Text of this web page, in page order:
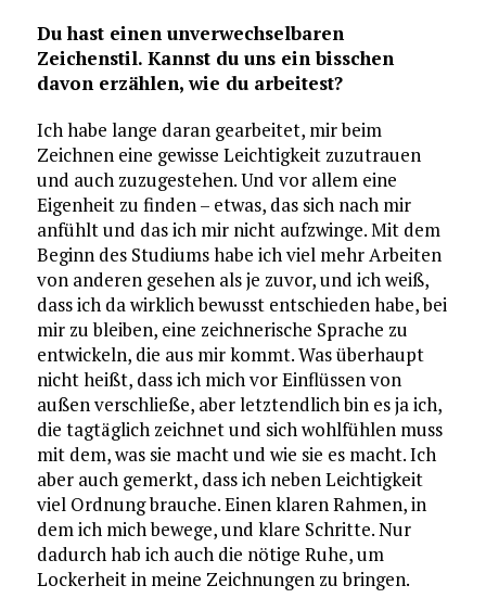
Du hast einen unverwechselbaren
Zeichenstil. Kannst du uns ein bisschen
davon erzählen, wie du arbeitest?
Ich habe lange daran gearbeitet, mir beim
Zeichnen eine gewisse Leichtigkeit zuzutrauen
und auch zuzugestehen. Und vor allem eine
Eigenheit zu finden – etwas, das sich nach mir
anfühlt und das ich mir nicht aufzwinge. Mit dem
Beginn des Studiums habe ich viel mehr Arbeiten
von anderen gesehen als je zuvor, und ich weiß,
dass ich da wirklich bewusst entschieden habe, bei
mir zu bleiben, eine zeichnerische Sprache zu
entwickeln, die aus mir kommt. Was überhaupt
nicht heißt, dass ich mich vor Einflüssen von
außen verschließe, aber letztendlich bin es ja ich,
die tagtäglich zeichnet und sich wohlfühlen muss
mit dem, was sie macht und wie sie es macht. Ich
aber auch gemerkt, dass ich neben Leichtigkeit
viel Ordnung brauche. Einen klaren Rahmen, in
dem ich mich bewege, und klare Schritte. Nur
dadurch hab ich auch die nötige Ruhe, um
Lockerheit in meine Zeichnungen zu bringen.